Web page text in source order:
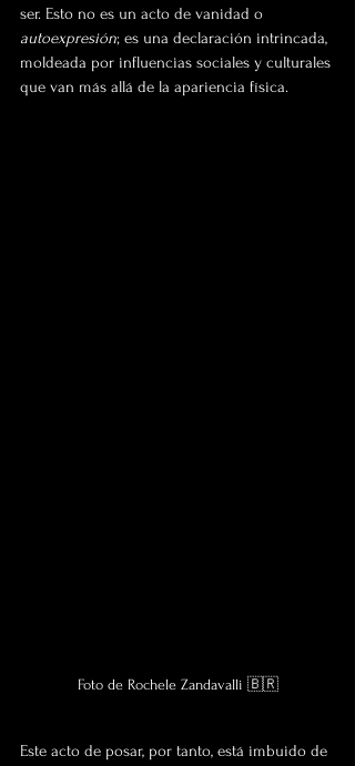
ser. Esto no es un acto de vanidad o
autoexpresión; es una declaración intrincada,
moldeada por influencias sociales y culturales
que van más allá de la apariencia física.
Foto de Rochele Zandavalli 🇧🇷
Este acto de posar, por tanto, está imbuido de